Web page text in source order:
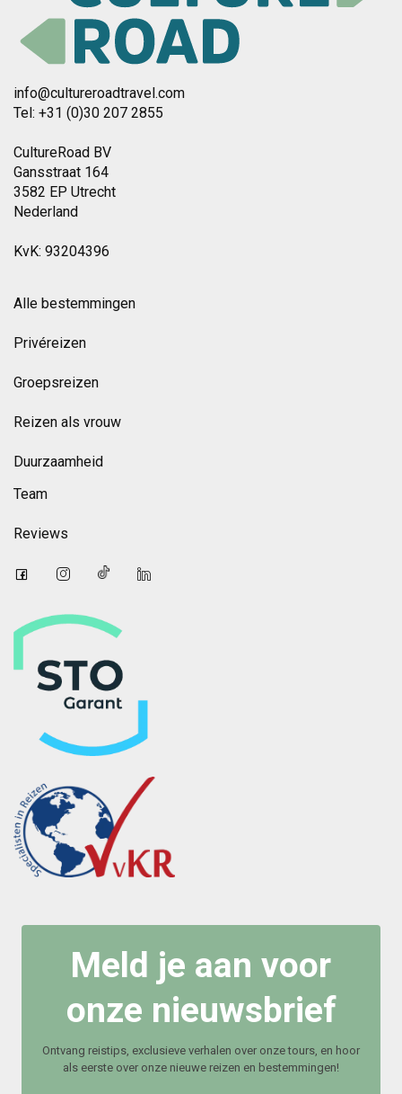
info@cultureroadtravel.com
Tel: +31 (0)30 207 2855
CultureRoad BV
Gansstraat 164
3582 EP Utrecht
Nederland
KvK: 93204396
Alle bestemmingen
Privéreizen
Groepsreizen
Reizen als vrouw
Duurzaamheid
Team
Reviews
Meld je aan voor
onze nieuwsbrief
Ontvang reistips, exclusieve verhalen over onze tours, en hoor
als eerste over onze nieuwe reizen en bestemmingen!